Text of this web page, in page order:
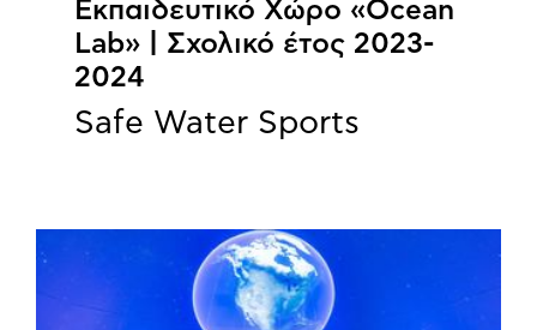
Εκπαιδευτικό Χώρο «Ocean
Lab» | Σχολικό έτος 2023-
2024
Safe Water Sports